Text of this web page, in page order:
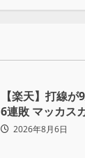
【楽天】打線
6連敗 マッカス
せず借金「22」
2026年8月6日